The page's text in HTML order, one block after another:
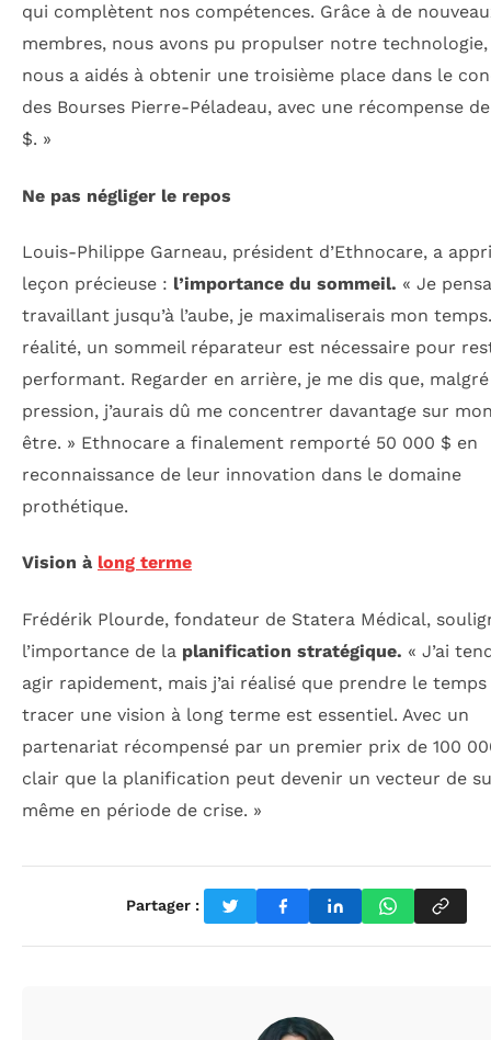
qui complètent nos compétences. Grâce à de
membres, nous avons pu propulser notre
nous a aidés à obtenir une troisième place dans le
des Bourses Pierre-Péladeau, avec une récompense
$. »
Ne pas négliger le repos
Louis-Philippe Garneau, président d’Ethnocare, a
leçon précieuse : l’importance du sommeil. « Je
travaillant jusqu’à l’aube, je maximaliserais mon
réalité, un sommeil réparateur est nécessaire pour
performant. Regarder en arrière, je me dis que,
pression, j’aurais dû me concentrer davantage sur
être. » Ethnocare a finalement remporté 50 000 $ en
reconnaissance de leur innovation dans le domaine
prothétique.
Vision à long terme
Frédérik Plourde, fondateur de Statera Médical,
l’importance de la planification stratégique. « J’ai
agir rapidement, mais j’ai réalisé que prendre le temps
tracer une vision à long terme est essentiel. Avec un
partenariat récompensé par un premier prix de 100
clair que la planification peut devenir un vecteur de
même en période de crise. »
Partager :